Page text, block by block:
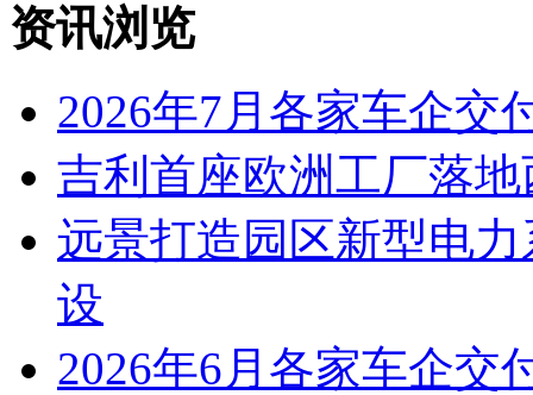
资讯浏览
2026年7月各家车企交
吉利首座欧洲工厂落
远景打造园区新型电
设
2026年6月各家车企交